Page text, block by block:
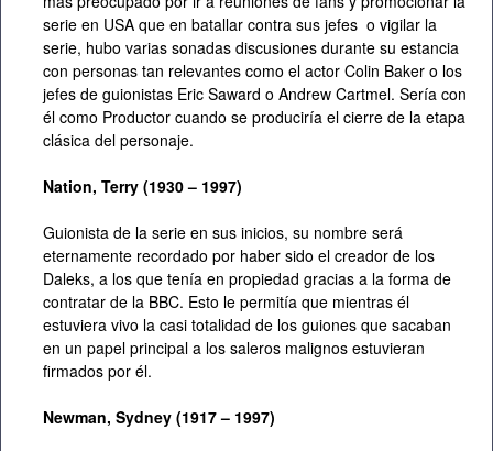
serie en USA que en batallar contra sus jefes o vigilar la
serie, hubo varias sonadas discusiones durante su estancia
con personas tan relevantes como el actor Colin Baker o los
jefes de guionistas Eric Saward o Andrew Cartmel. Sería con
él como Productor cuando se produciría el cierre de la etapa
clásica del personaje.
Nation, Terry (1930 – 1997)
Guionista de la serie en sus inicios, su nombre será
eternamente recordado por haber sido el creador de los
Daleks, a los que tenía en propiedad gracias a la forma de
contratar de la BBC. Esto le permitía que mientras él
estuviera vivo la casi totalidad de los guiones que sacaban
en un papel principal a los saleros malignos estuvieran
firmados por él.
Newman, Sydney (1917 – 1997)